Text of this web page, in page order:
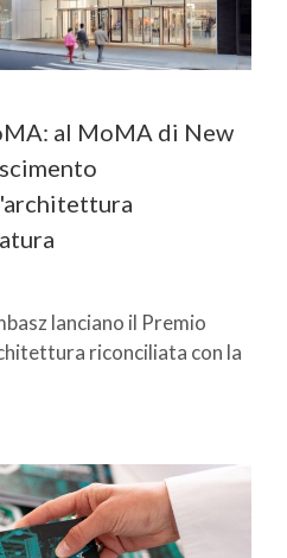
al MoMA di New
lanciano il Premio
riconciliata con la